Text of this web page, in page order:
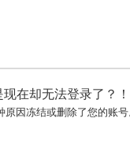
在却无法登录了？！
原因冻结或删除了您的账